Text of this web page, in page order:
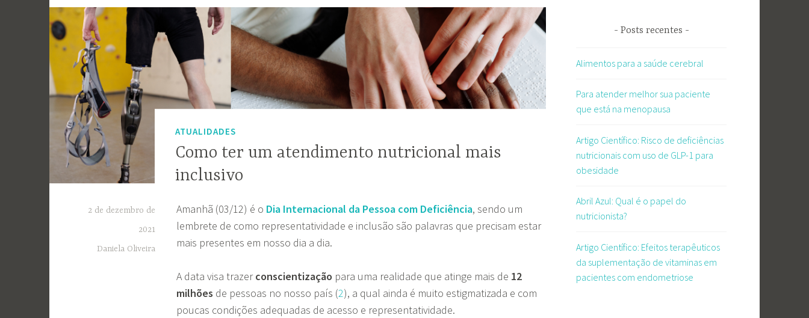
ATUALIDADES
Como ter um atendimento nutricional mais
inclusivo
2 de dezembro de
2021
Daniela Oliveira
Amanhã (03/12) é o Dia Internacional da Pessoa com Deficiência, sendo um
lembrete de como representatividade e inclusão são palavras que precisam estar
mais presentes em nosso dia a dia.
A data visa trazerconscientização para uma realidade que atinge mais de 12
milhões de pessoas no nosso país (2), a qual ainda é muito estigmatizada e com
poucas condições adequadas de acesso e representatividade.
Posts recentes
Alimentos para a saúde cerebral
Para atender melhor sua paciente
que está na menopausa
Artigo Científico: Risco de deficiências
nutricionais com uso de GLP-1 para
obesidade
Abril Azul: Qual é o papel do
nutricionista?
Artigo Científico: Efeitos terapêuticos
da suplementação de vitaminas em
pacientes com endometriose